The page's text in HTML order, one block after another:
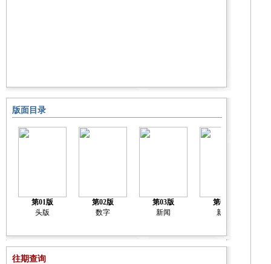
版面目录
第01版
头版
第02版
数字
第03版
新闻
第04版
新闻
往期查询